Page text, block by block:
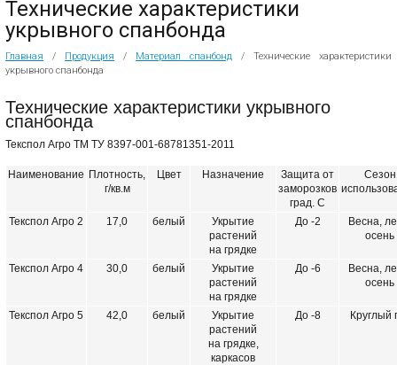
Технические характеристики
укрывного спанбонда
Главная / Продукция / Материал спанбонд / Технические характеристики
укрывного спанбонда
Технические характеристики укрывного
спанбонда
Текспол Агро ТМ ТУ 8397-001-68781351-2011
Наименование Плотность,
г/кв.м
Цвет Назначение
Защита от
заморозков
град. С
Сезон
Текспол Агро 2 17,0 белый
Укрытие
растений
на грядке
До -2
Весна,
осень
Текспол Агро 4 30,0 белый
Укрытие
растений
на грядке
До -6
Весна,
осень
Текспол Агро 5 42,0 белый
Укрытие
растений
на грядке,
каркасов
До -8 Круглый